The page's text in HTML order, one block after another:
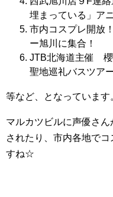
埋まっている」ア
市内コスプレ開放
ー旭川に集合！
JTB北海道主催
聖地巡礼バスツア
等など、となっています
マルカツビルに声優さ
されたり、市内各地で
すね☆